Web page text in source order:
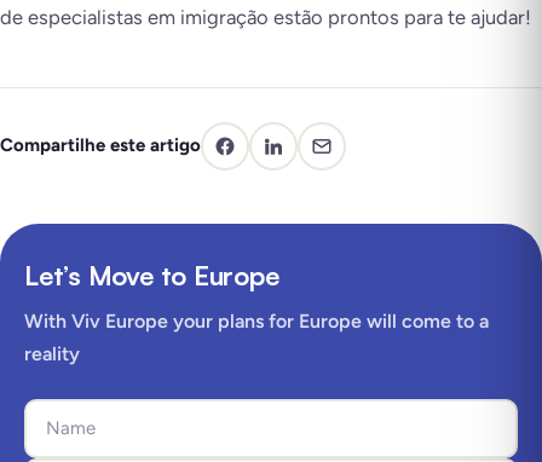
de especialistas em imigração estão prontos para te ajudar!
Compartilhe este artigo
Let’s Move to Europe
With Viv Europe your plans for Europe will come to a
reality